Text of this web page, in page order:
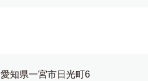
愛知県一宮市日光町6